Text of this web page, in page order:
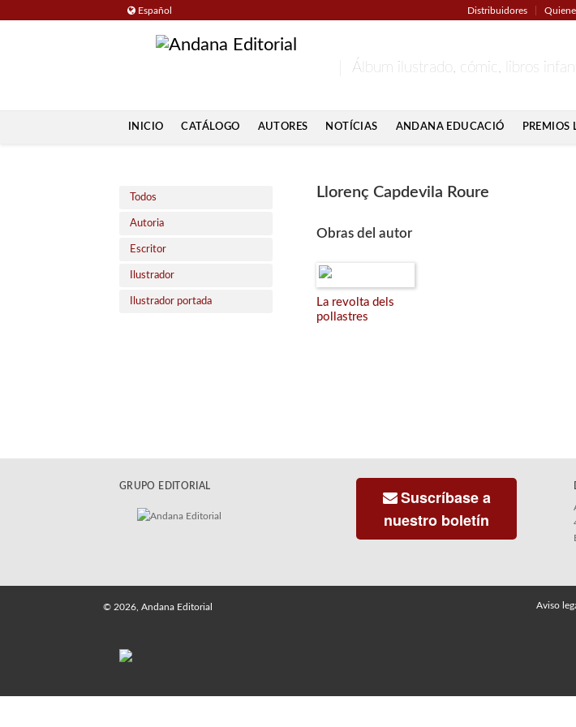
Español Distribuidores
Álbum ilustrado, cómic, libros
INICIO CATÁLOGO AUTORES NOTÍCIAS ANDANA EDUCACIÓ PREMIOS
Todos
Autoria
Escritor
Ilustrador
Ilustrador portada
Llorenç Capdevila Roure
Obras del autor
La revolta dels
pollastres
GRUPO EDITORIAL
Suscríbase a
nuestro boletín
© 2026, Andana Editorial Aviso